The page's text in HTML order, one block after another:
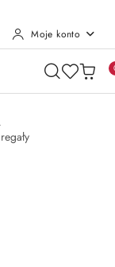
Moje konto